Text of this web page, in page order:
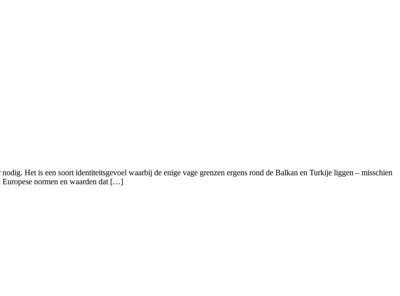
Het is een soort identiteitsgevoel waarbij de enige vage grenzen ergens rond de Balkan en Turkije liggen – misschien
Europese normen en waarden dat […]